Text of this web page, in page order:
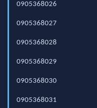
0905368026
0905368027
0905368028
0905368029
0905368030
0905368031